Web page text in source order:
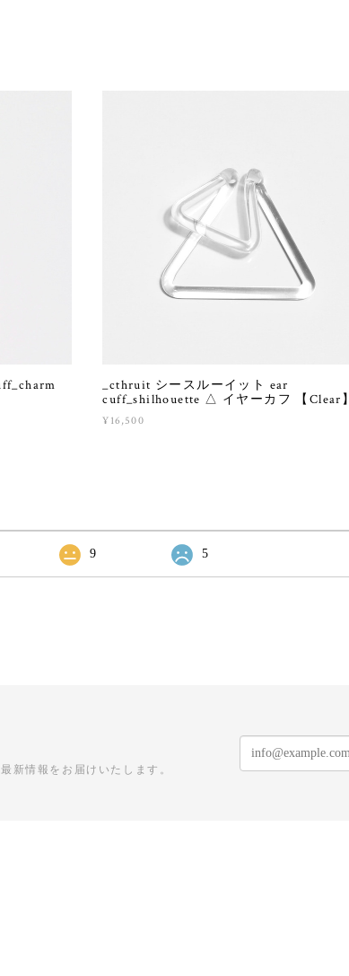
_cthruit シースルーイット ear
cuff_shilhouette △ イヤーカフ 【Clear】
¥16,500
9 5
新情報をお届けいたします。